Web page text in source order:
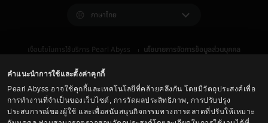
คำแนะนำการใช้และตั้งค่าคุกกี้
Pearl Abyss อาจใช้คุกกี้และเทคโนโลยีที่คล้ายคลึงกัน โดยมีวัตถุประสงค์เพื่อ
การทำงานที่จำเป็นของเว็บไซต์, การวัดผลประสิทธิภาพ, การปรับปรุง
ประสบการณ์ของผู้ใช้ และเพื่อสนับสนุนกิจกรรมทางการตลาดที่ปรับให้เหมาะ
ภาษาไทย
เงื่อนไขในการใช้บริการ Pearl Abyss
นโยบายการจัดการข้อมูลส่วนบุคคล
ตัวเลือกการปกป้องข้อมูลส่วนบุคคล